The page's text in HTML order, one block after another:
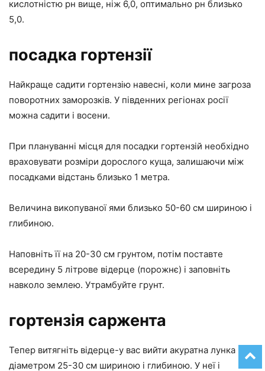
кислотністю рн вище, ніж 6,0, оптимально рн близько
5,0.
посадка гортензії
Найкраще садити гортензію навесні, коли мине загроза
поворотних заморозків. У південних регіонах росії
можна садити і восени.
При плануванні місця для посадки гортензій необхідно
враховувати розміри дорослого куща, залишаючи між
посадками відстань близько 1 метра.
Величина викопуваної ями близько 50-60 см шириною і
глибиною.
Наповніть її на 20-30 см грунтом, потім поставте
всередину 5 літрове відерце (порожнє) і заповніть
навколо землею. Утрамбуйте грунт.
гортензія саржента
Тепер витягніть відерце-у вас вийти акуратна лунка
діаметром 25-30 см шириною і глибиною. У неї і